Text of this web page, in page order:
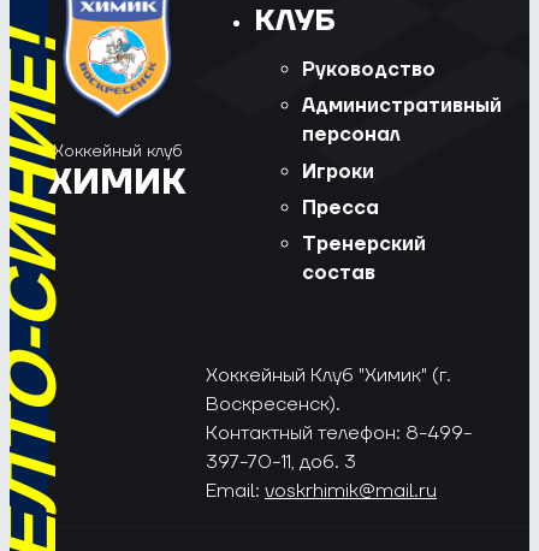
Хоккейный клуб
ХИМИК
КЛУБ
Руководство
Административный
персонал
Игроки
Пресса
Тренерский
состав
Хоккейный Клуб "Химик" (г.
Воскресенск).
Контактный телефон: 8-499-
397-70-11, доб. 3
Email: voskrhimik@mail.ru